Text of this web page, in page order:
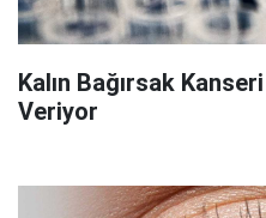
Kalın Bağırsak
Veriyor